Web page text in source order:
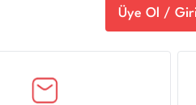
Üye Ol /